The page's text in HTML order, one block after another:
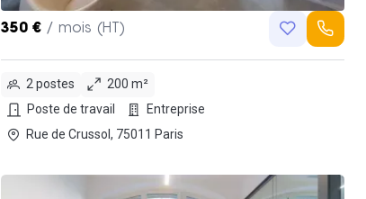
350 € / mois (HT)
2 postes
200 m²
Poste de travail
Entreprise
Rue de Crussol, 75011 Paris